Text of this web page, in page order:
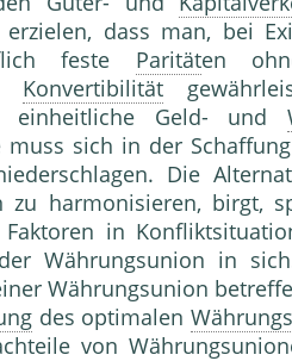
dass man, bei
feste Paritäten
Konvertibilität
einheitliche Geld- und
muss sich in der
Die
zu harmonisieren, birgt,
in
Währungsunion in
Währungsunion
des optimalen
von